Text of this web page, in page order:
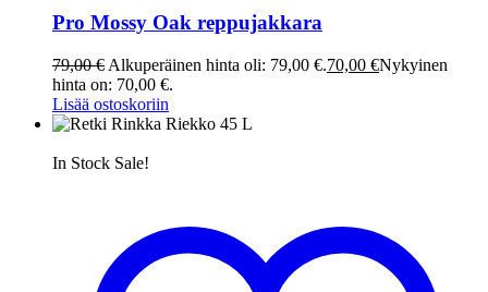
Pro Mossy Oak reppujakkara
79,00€ Alkuperäinen hinta oli: 79,00 €.70,00 €Nykyinen
hinta on: 70,00 €.
Lisää ostoskoriin
In Stock Sale!